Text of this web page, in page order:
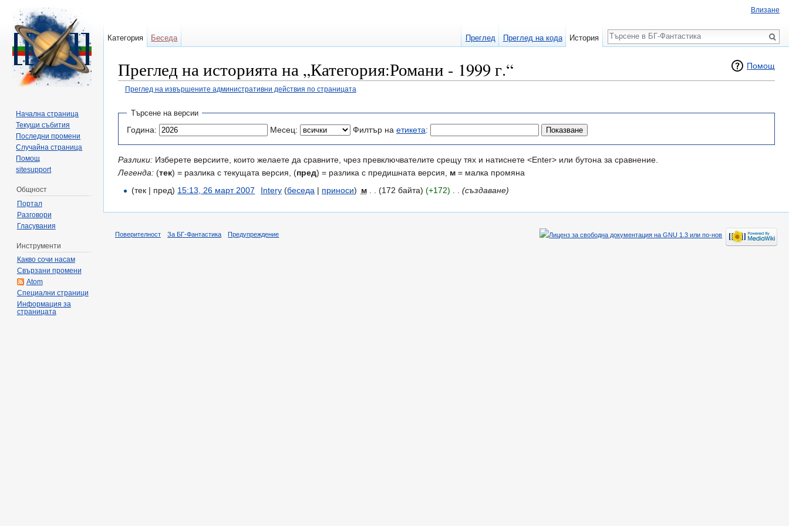
Помощ
Преглед на историята на „Категория:Романи - 1999 г.“
Преглед на извършените административни действия по страницата
Търсене на версии
Година: Месец: Филтър на етикета:
Разлики: Изберете версиите, които желаете да сравните, чрез превключвателите срещу тях и натиснете <Enter> или бутона за сравнение.
Легенда: (тек) = разлика с текущата версия, (пред) = разлика с предишната версия, м = малка промяна
(тек | пред) 15:13, 26 март 2007 Intery (беседа | приноси) м (172 байта) (+172) (създаване)
Влизане
Категория Беседа Преглед Преглед на кода История
Търсене
Начална страница
Текущи събития
Последни промени
Случайна страница
Помощ
sitesupport
Общност
Портал
Разговори
Гласувания
Инструменти
Какво сочи насам
Свързани промени
Atom
Специални страници
Информация за
страницата
Поверителност За БГ-Фантастика Предупреждение